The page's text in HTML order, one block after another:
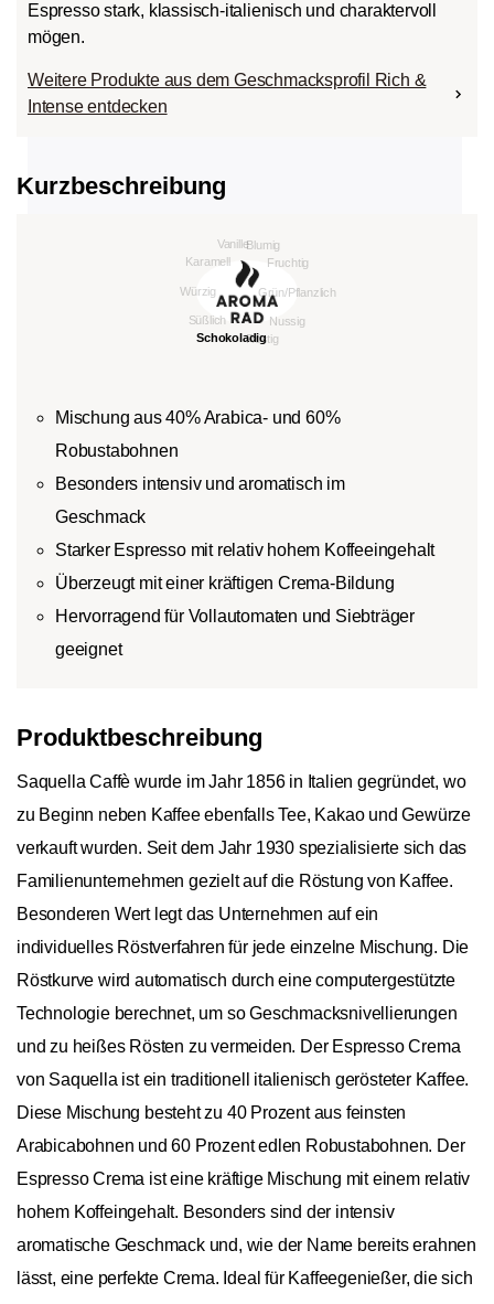
Espresso stark, klassisch-italienisch und charaktervoll
mögen.
Weitere Produkte aus dem Geschmacksprofil Rich &
Intense entdecken
Kurzbeschreibung
Mischung aus 40% Arabica- und 60%
Robustabohnen
Besonders intensiv und aromatisch im
Geschmack
Starker Espresso mit relativ hohem Koffeeingehalt
Überzeugt mit einer kräftigen Crema-Bildung
Hervorragend für Vollautomaten und Siebträger
geeignet
Produktbeschreibung
Saquella Caffè wurde im Jahr 1856 in Italien gegründet, wo
zu Beginn neben Kaffee ebenfalls Tee, Kakao und Gewürze
verkauft wurden. Seit dem Jahr 1930 spezialisierte sich das
Familienunternehmen gezielt auf die Röstung von Kaffee.
Besonderen Wert legt das Unternehmen auf ein
individuelles Röstverfahren für jede einzelne Mischung. Die
Röstkurve wird automatisch durch eine computergestützte
Technologie berechnet, um so Geschmacksnivellierungen
und zu heißes Rösten zu vermeiden. Der Espresso Crema
von Saquella ist ein traditionell italienisch gerösteter Kaffee.
Diese Mischung besteht zu 40 Prozent aus feinsten
Arabicabohnen und 60 Prozent edlen Robustabohnen. Der
Espresso Crema ist eine kräftige Mischung mit einem relativ
hohem Koffeingehalt. Besonders sind der intensiv
aromatische Geschmack und, wie der Name bereits erahnen
lässt, eine perfekte Crema. Ideal für Kaffeegenießer, die sich